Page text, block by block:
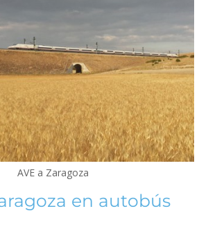
AVE a Zaragoza
en autobús